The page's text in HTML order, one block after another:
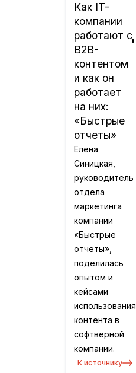
Как IT-
компании
работают с
B2B-
контентом
и как он
работает
на них:
«Быстрые
отчеты»
Елена
Синицкая,
руководитель
отдела
маркетинга
компании
«Быстрые
отчеты»,
поделилась
опытом и
кейсами
использования
контента в
софтверной
компании.
К источнику